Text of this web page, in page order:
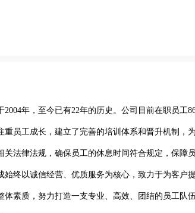
年，至今已有22年的历史。公司目前在职员工
员工成长，建立了完善的培训体系和晋升机制，
法律法规，确保员工的休息时间符合规定，保障
终以诚信经营、优质服务为核心，致力于为客户
素质，努力打造一支专业、高效、团结的员工队